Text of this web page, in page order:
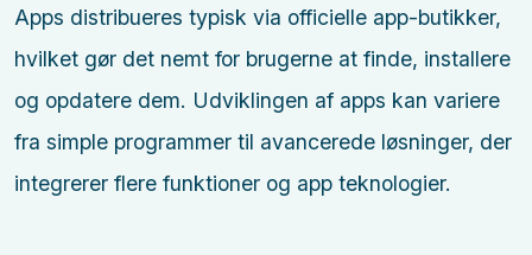
Apps distribueres typisk via officielle app-butikker,
hvilket gør det nemt for brugerne at finde, installere
og opdatere dem. Udviklingen af apps kan variere
fra simple programmer til avancerede løsninger, der
integrerer flere funktioner og app teknologier.